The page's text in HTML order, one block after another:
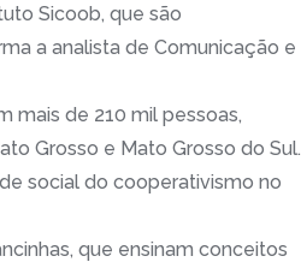
Sicoob, que são
a analista de Comunicação e
mais de 210 mil pessoas,
Grosso e Mato Grosso do Sul.
social do cooperativismo no
que ensinam conceitos